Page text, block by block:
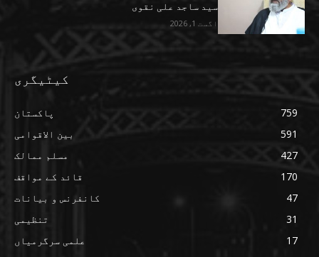
سید ساجد علی نقوی
اگست 1, 2026
کیٹیگری
پاکستان
759
بین الاقوامی
591
مسلم ممالک
427
قائد کے مواقف
170
کانفرنس و بیانات
47
تنظیمی
31
علمی سرگرمیاں
17